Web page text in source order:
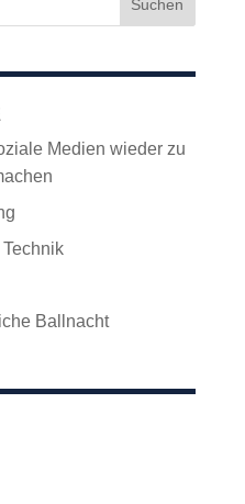
Medien wieder zu
Ballnacht